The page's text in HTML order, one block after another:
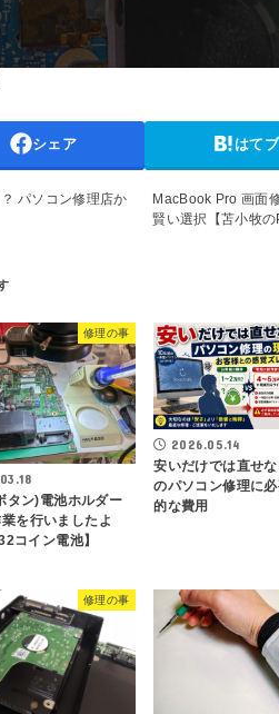
シェア はてブ
MacBook Pro 画面
賢い選択【苫小牧の
パソコン修理店か
修理の事
タン)電池ホルダー
を行いましたよ
コイン電池】
2026.05.14
安いだけでは直せ
のパソコン修理に
的な費用
修理の事